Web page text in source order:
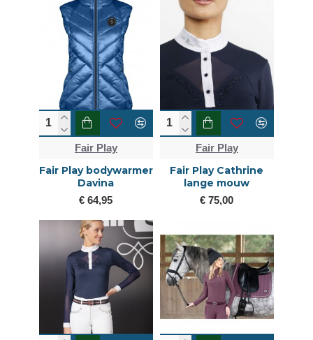
Fair Play
Fair Play bodywarmer
Davina
€ 64,95
Fair Play
Fair Play Cathrine
lange mouw
€ 75,00